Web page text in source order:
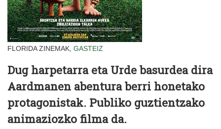
FLORIDA ZINEMAK, GASTEIZ
Dug harpetarraeta Urde basurdea dira
Aardmanen abentura berri honetako
protagonistak. Publiko guztientzako
animaziozko filma da.